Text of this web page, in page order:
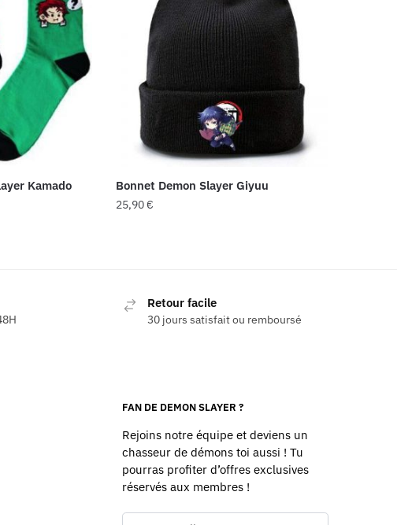
Kamado
Bonnet Demon Slayer Giyuu
25,90€
Retour facile
30 jours satisfait ou remboursé
FAN DE DEMON SLAYER ?
Rejoins notre équipe et deviens un
chasseur de démons toi aussi ! Tu
pourras profiter d’offres exclusives
réservés aux membres !